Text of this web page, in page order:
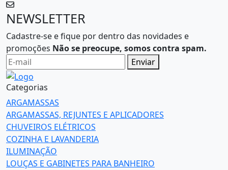
NEWSLETTER
Cadastre-se e fique por dentro das novidades e
promoções Não se preocupe, somos contra spam.
Enviar
Categorias
ARGAMASSAS
ARGAMASSAS, REJUNTES E APLICADORES
CHUVEIROS ELÉTRICOS
COZINHA E LAVANDERIA
ILUMINAÇÃO
LOUÇAS E GABINETES PARA BANHEIRO